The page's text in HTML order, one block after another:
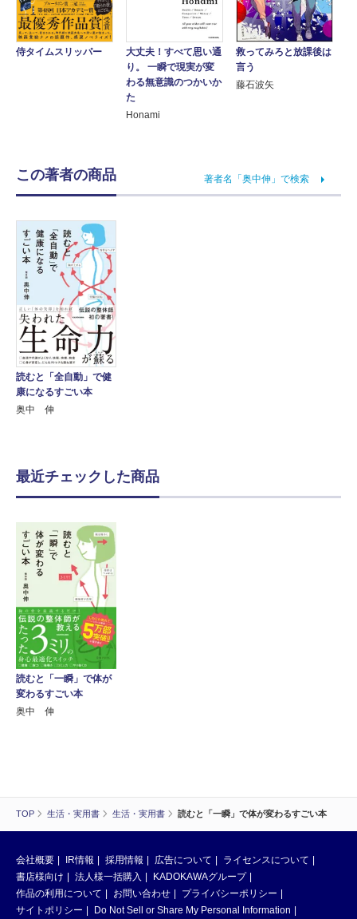
TOP 生活・実用書 生活・実用書 読むと「一瞬」で体が変わるすごい本
侍タイムスリッパー
大丈夫！すべて思い通
り。 一瞬で現実が変
わる無意識のつかいか
た
Honami
救ってみろと放課後は
言う
藤石波矢
この著者の商品 著者名「奥中伸」で検索
読むと「全自動」で健
康になるすごい本
奥中 伸
最近チェックした商品
読むと「一瞬」で体が
変わるすごい本
奥中 伸
会社概要 IR情報 採用情報 広告について
ライセンスについて
書店様向け
法人様一括購入
KADOKAWAグループ
作品の利用について
お問い合わせ
プライバシーポリシー
サイトポリシー
Do Not Sell or Share My Personal Information